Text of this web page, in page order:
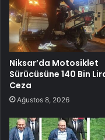
Niksar’da Motosiklet
Sürücüsüne 140 Bin
Ceza
Ağustos 8, 2026